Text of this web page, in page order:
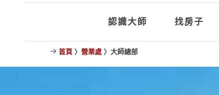
認識大師 找房子
首頁 〉 營業處 〉大師總部